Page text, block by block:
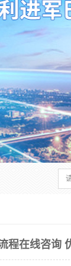
程在线咨询